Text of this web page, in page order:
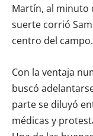
Martín, al minuto
suerte corrió
centro del campo.
Con la ventaja
buscó
parte se diluyó
médicas y